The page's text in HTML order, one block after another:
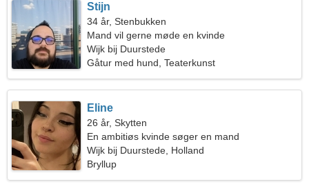
Stijn
34 år, Stenbukken
Mand vil gerne møde en kvinde
Wijk bij Duurstede
Gåtur med hund, Teaterkunst
Eline
26 år, Skytten
En ambitiøs kvinde søger en mand
Wijk bij Duurstede, Holland
Bryllup